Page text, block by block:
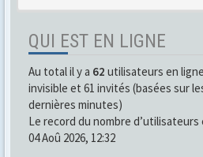
QUI EST EN LIGNE
Au total il y a 62 utilisateurs en
invisible et 61 invités (basées sur
dernières minutes)
Le record du nombre d’utilisateurs
04 Aoû 2026, 12:32